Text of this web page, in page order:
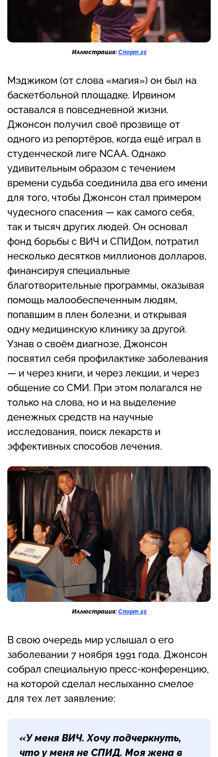
Иллюстрация: Спорт 25
Мэджиком (от слова «магия») он был на
баскетбольной площадке. Ирвином
оставался в повседневной жизни.
Джонсон получил своё прозвище от
одного из репортёров, когда ещё играл в
студенческой лиге NCAA. Однако
удивительным образом с течением
времени судьба соединила два его имени
для того, чтобы Джонсон стал примером
чудесного спасения — как самого себя,
так и тысяч других людей. Он основал
фонд борьбы с ВИЧ и СПИДом, потратил
несколько десятков миллионов долларов,
финансируя специальные
благотворительные программы, оказывая
помощь малообеспеченным людям,
попавшим в плен болезни, и открывая
одну медицинскую клинику за другой.
Узнав о своём диагнозе, Джонсон
посвятил себя профилактике заболевания
— и через книги, и через лекции, и через
общение со СМИ. При этом полагался не
только на слова, но и на выделение
денежных средств на научные
исследования, поиск лекарств и
эффективных способов лечения.
Иллюстрация: Спорт 25
В свою очередь мир услышал о его
заболевании 7 ноября 1991 года. Джонсон
собрал специальную пресс-конференцию,
на которой сделал неслыханно смелое
для тех лет заявление:
«У меня ВИЧ. Хочу подчеркнуть,
что у меня не СПИД. Моя жена в